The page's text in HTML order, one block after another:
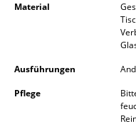
Hängeleuchten &
Tischleuchten
Material
Ausführungen
Pflege